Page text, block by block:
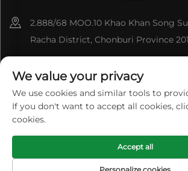
2.888/68 MOO.10 Khao Khan Song
Racha District, Chonburi Province
[email protected]
Derechos de Autor © Panan Feihu Plastic
Derechos Reservados Política de
We value your privacy
We use cookies and similar tools to
If you don't want to accept all cookies,
cookies.
Accept all